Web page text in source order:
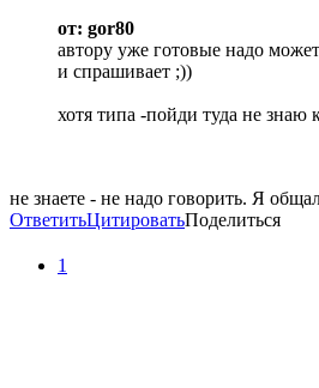
от: gor80
автору уже готовые надо
и спрашивает ;))
хотя типа -пойди туда не знаю
не знаете - не надо говорить. Я
ОтветитьЦитироватьПоделиться
1